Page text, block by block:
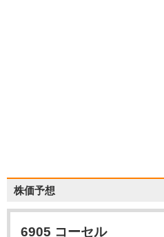
株価予想
6905 コーセル